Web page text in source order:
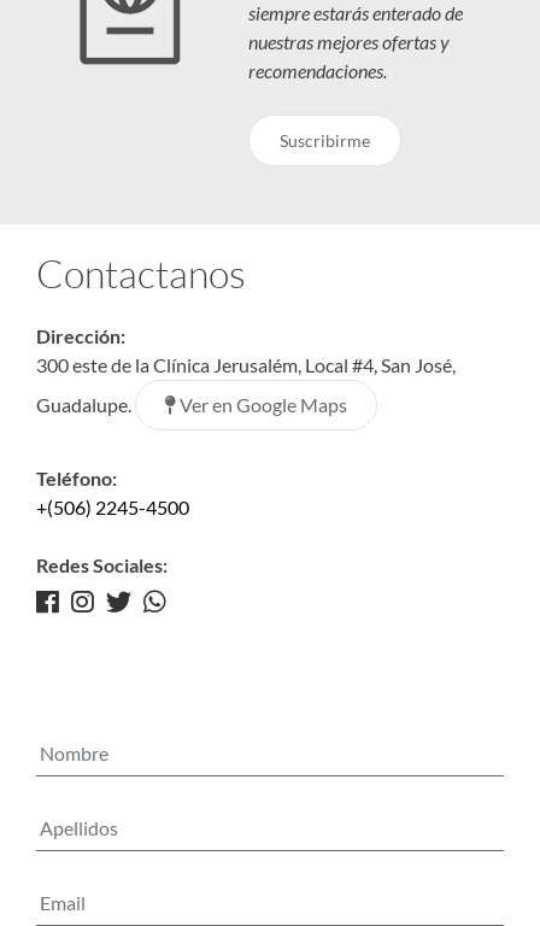
siempre estarás enterado de
nuestras mejores ofertas y
recomendaciones.
Suscribirme
Contactanos
Dirección:
300 este de la Clínica Jerusalém, Local #4, San José,
Guadalupe.
Ver en Google Maps
Teléfono:
+(506) 2245-4500
Redes Sociales: